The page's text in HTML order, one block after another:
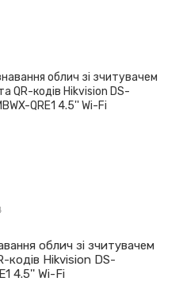
облич зі зчитувачем
кодів Hikvision DS-
4.5'' Wi-Fi